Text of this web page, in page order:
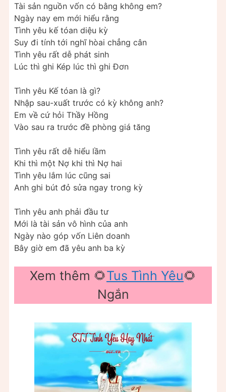
Tài sản nguồn vốn có bằng không em?
Ngày nay em mới hiểu rằng
Tình yêu kế tóan diệu kỳ
Suy đi tính tới nghĩ hòai chẳng cân
Tình yêu rất dễ phát sinh
Lúc thì ghi Kép lúc thì ghi Đơn
Tình yêu Kế tóan là gì?
Nhập sau-xuất trước có kỳ không anh?
Em về cứ hỏi Thầy Hồng
Vào sau ra trước đề phòng giá tăng
Tình yêu rất dễ hiểu lầm
Khi thì một Nợ khi thì Nợ hai
Tình yêu lắm lúc cũng sai
Anh ghi bút đỏ sửa ngay trong kỳ
Tình yêu anh phải đầu tư
Mới là tài sản vô hình của anh
Ngày nào góp vốn Liên doanh
Bây giờ em đã yêu anh ba kỳ
Xem thêm 🌻Tus Tình Yêu🌻
Ngắn